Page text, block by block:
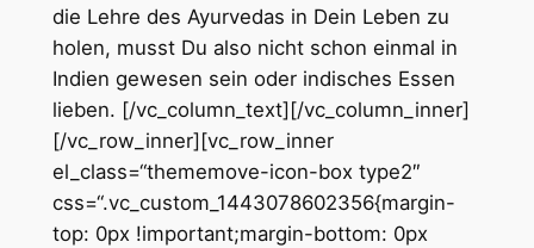
die Lehre des Ayurvedas in Dein Leben zu
holen, musst Du also nicht schon einmal in
Indien gewesen sein oder indisches Essen
lieben. [/vc_column_text][/vc_column_inner]
[/vc_row_inner][vc_row_inner
el_class=“thememove-icon-box type2″
css=“.vc_custom_1443078602356{margin-
top: 0px !important;margin-bottom: 0px